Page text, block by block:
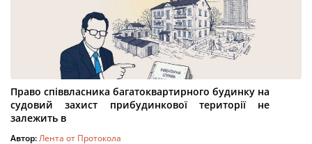
Право співвласника багатоквартирного будинку на
судовий захист прибудинкової території не
залежить в
Автор:Лента от Протокола